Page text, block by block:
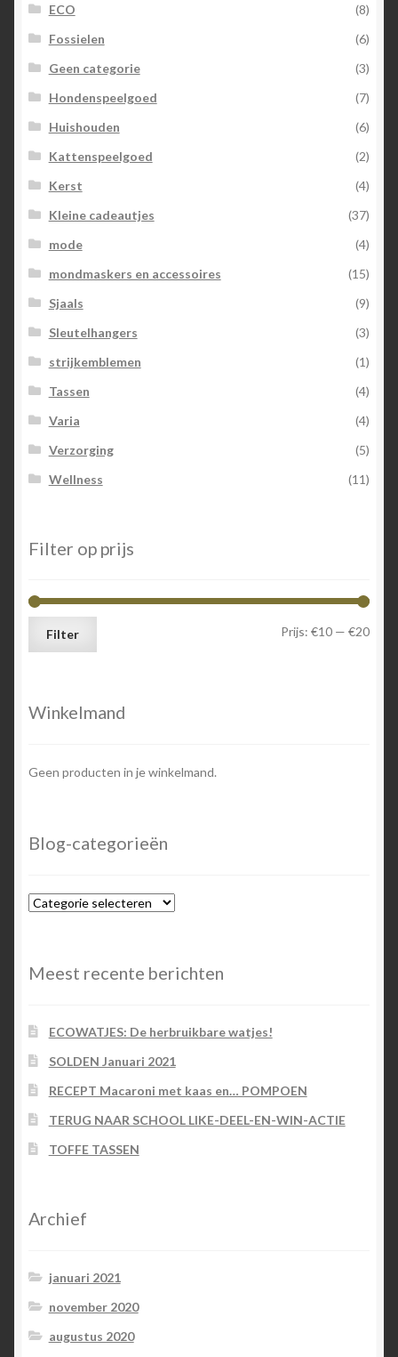
ECO
(8)
Fossielen
(6)
Geen categorie
(3)
Hondenspeelgoed
(7)
Huishouden
(6)
Kattenspeelgoed
(2)
Kerst
(4)
Kleine cadeautjes
(37)
mode
(4)
mondmaskers en accessoires
(15)
Sjaals
(9)
Sleutelhangers
(3)
strijkemblemen
(1)
Tassen
(4)
Varia
(4)
Verzorging
(5)
Wellness
(11)
Filter op prijs
Min.
Max.
Filter Prijs: €10 — €20
Winkelmand
Geen producten in je winkelmand.
Blog-categorieën
Blog-
Meest recente berichten
ECOWATJES: De herbruikbare watjes!
SOLDEN Januari 2021
RECEPT Macaroni met kaas en… POMPOEN
TERUG NAAR SCHOOL LIKE-DEEL-EN-WIN-ACTIE
TOFFE TASSEN
Archief
januari 2021
november 2020
augustus 2020